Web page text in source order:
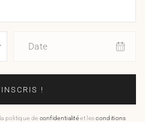
Date
!
politique de confidentialitéet lesconditions